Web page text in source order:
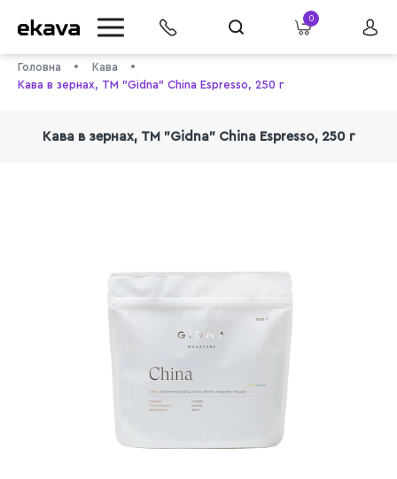
0
Головна
Кава
Кава в зeрнах, TM "Gidna" China Espresso, 250 г
Кава в зeрнах, TM "Gidna" China Espresso, 250 г